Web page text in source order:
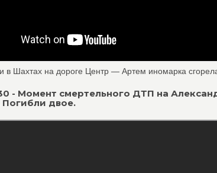
в Шахтах на дороге Центр — Артем иномарка
- Момент смертельного ДТП на
Погибли двое.